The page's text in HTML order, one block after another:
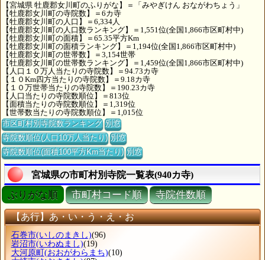
【宮城県 牡鹿郡女川町のふりがな】＝「みやぎけん おながわちょう」
【牡鹿郡女川町の寺院数】＝6カ寺
【牡鹿郡女川町の人口】＝6,334人
【牡鹿郡女川町の人口数ランキング】＝1,551位(全国1,866市区町村中)
【牡鹿郡女川町の面積】＝65.35平方Km
【牡鹿郡女川町の面積ランキング】＝1,194位(全国1,866市区町村中)
【牡鹿郡女川町の世帯数】＝3,154世帯
【牡鹿郡女川町の世帯数ランキング】＝1,459位(全国1,866市区町村中)
【人口１０万人当たりの寺院数】＝94.73カ寺
【１０Km四方当たりの寺院数】＝9.18カ寺
【１０万世帯当たりの寺院数】＝190.23カ寺
【人口当たりの寺院数順位】＝813位
【面積当たりの寺院数順位】＝1,319位
【世帯数当たりの寺院数順位】＝1,015位
市区町村別寺院数ランキング 別窓
寺院数順位(人口10万人当たり) 別窓
寺院数順位(面積100平方Km当たり) 別窓
宮城県の市町村別寺院一覧表(940カ寺)
ぶりがな順 市町村コード順 寺院件数順
【あ行】あ・い・う・え・お
石巻市(いしのまきし)(96)
岩沼市(いわぬまし)(19)
大河原町 (おおがわらまち)(10)